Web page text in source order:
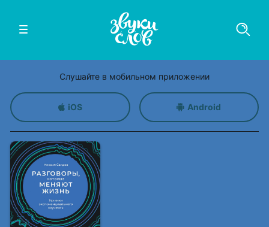
Слушайте в мобильном приложении
iOS Android